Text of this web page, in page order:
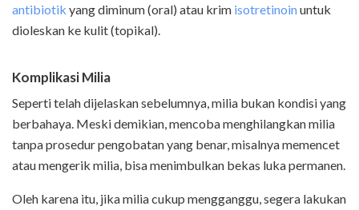
antibiotik yang diminum (oral) atau krim isotretinoinuntuk
dioleskan ke kulit (topikal).
Komplikasi Milia
Seperti telah dijelaskan sebelumnya, milia bukan kondisi yang
berbahaya. Meski demikian, mencoba menghilangkan milia
tanpa prosedur pengobatan yang benar, misalnya memencet
atau mengerik milia, bisa menimbulkan bekas luka permanen.
Oleh karena itu, jika milia cukup mengganggu, segera lakukan